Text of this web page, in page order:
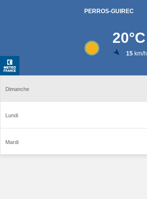
PERROS-GUIREC
20°C
15km/h
Dimanche
Lundi
Mardi